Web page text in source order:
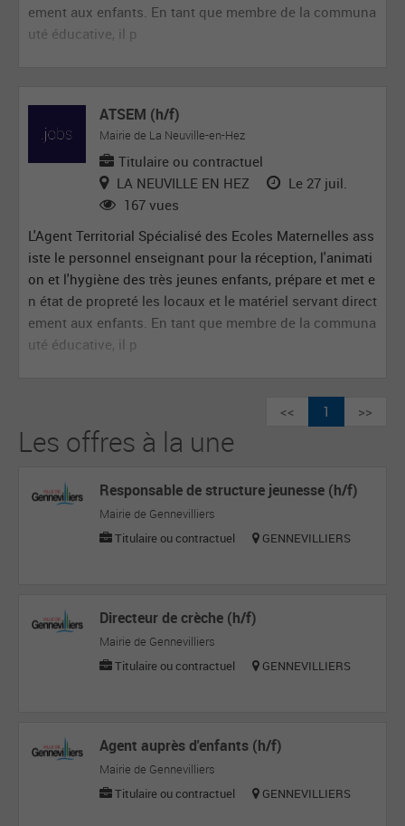
ement aux enfants. En tant que membre de la communa
uté éducative, il p
ATSEM (h/f)
Mairie de La Neuville-en-Hez
Titulaire ou contractuel
LA NEUVILLE EN HEZ
Le 27 juil.
167 vues
L'Agent Territorial Spécialisé des Ecoles Maternelles ass
iste le personnel enseignant pour la réception, l'animati
on et l'hygiène des très jeunes enfants, prépare et met e
n état de propreté les locaux et le matériel servant direct
ement aux enfants. En tant que membre de la communa
uté éducative, il p
<< 1 >>
Les offres à la une
Responsable de structure jeunesse (h/f)
Mairie de Gennevilliers
Titulaire ou contractuel
GENNEVILLIERS
Directeur de crèche (h/f)
Mairie de Gennevilliers
Titulaire ou contractuel
GENNEVILLIERS
Agent auprès d'enfants (h/f)
Mairie de Gennevilliers
Titulaire ou contractuel
GENNEVILLIERS